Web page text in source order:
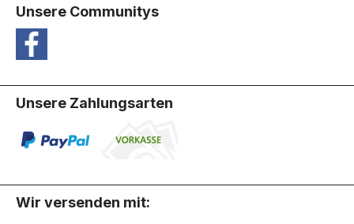
Unsere Communitys
Unsere Zahlungsarten
Wir versenden mit: